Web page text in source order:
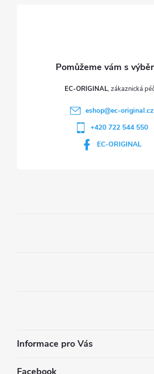
EC-ORIGINAL
eshop@ec-original.cz
+420 722 544 550
EC-ORIGINAL
Informace pro Vás
Facebook